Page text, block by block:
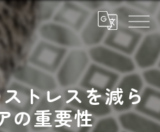
トレスを減ら
の重要性